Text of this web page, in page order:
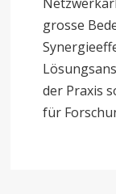
grosse
der Praxis
für